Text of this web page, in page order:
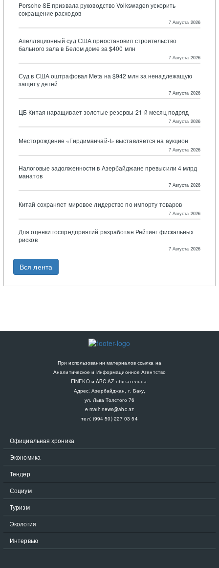
Porsche SE призвала руководство Volkswagen ускорить
сокращение расходов
7 Августа 2026
Апелляционный суд США приостановил строительство
бального зала в Белом доме за $400 млн
7 Августа 2026
Суд в США оштрафовал Meta на $942 млн за ненадлежащую
защиту детей
7 Августа 2026
ЦБ Китая наращивает золотые резервы 21-й месяц подряд
7 Августа 2026
Месторождение «Гирдиманчай-I» выставляется на аукцион
7 Августа 2026
Налоговые задолженности в Азербайджане превысили 4 млрд
манатов
7 Августа 2026
Китай сохраняет мировое лидерство по импорту товаров
7 Августа 2026
Для оценки госпредприятий разработан Рейтинг фискальных
рисков
7 Августа 2026
Вся лента
При использовании материалов ссылка на
Аналитическое и Информационное Агентство
FINEKO и ABC.AZ обязательна.
Адрес: Азербайджан, г. Баку,
ул. Льва Толстого 76
e-mail: news@abc.az
тел: (994 50) 227 03 54
Официальная хроника
Экономика
Тендер
Социум
Туризм
Экология
Интервью